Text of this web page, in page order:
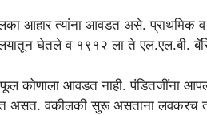
आहार त्यांना आवडत असे. प्राथमिक व
घेतले व १९१२ ला ते एल.एल.बी.
फूल कोणाला आवडत नाही. पंडितजींना
असत. वकीलकी सुरू असताना लवकरच